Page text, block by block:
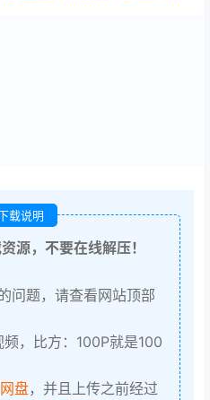
载说明
源，不要在线解压！
问题，请查看网站顶部
，比方：100P就是100
网盘，并且上传之前经过